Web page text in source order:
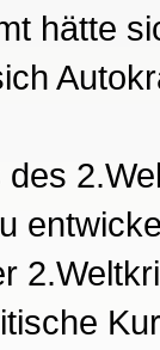
hätte